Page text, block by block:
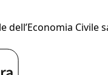
dell’Economia